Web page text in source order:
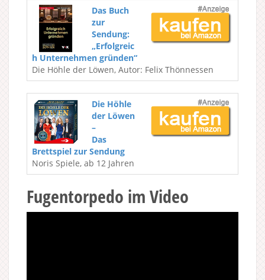
Das Buch
zur
Sendung:
„Erfolgreic
h Unternehmen gründen“
Die Höhle der Löwen, Autor: Felix Thönnessen
Die Höhle
der Löwen
–
Das
Brettspiel zur Sendung
Noris Spiele, ab 12 Jahren
Fugentorpedo im Video